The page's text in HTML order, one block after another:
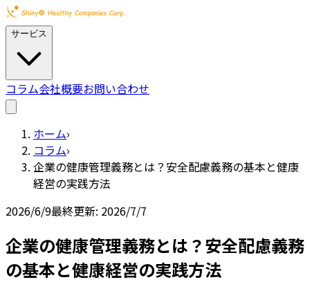
サービス
コラム会社概要お問い合わせ
ホーム›
コラム›
企業の健康管理義務とは？安全配慮義務の基本と健康
経営の実践方法
2026/6/9最終更新: 2026/7/7
企業の健康管理義務とは？安全配慮義務
の基本と健康経営の実践方法